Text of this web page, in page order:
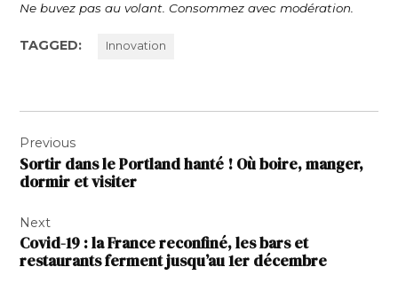
Ne buvez pas au volant. Consommez avec modération.
TAGGED: Innovation
de
l’article
Previous
Sortir dans le Portland hanté ! Où boire, manger,
dormir et visiter
Next
Covid-19 : la France reconfiné, les bars et
restaurants ferment jusqu’au 1er décembre